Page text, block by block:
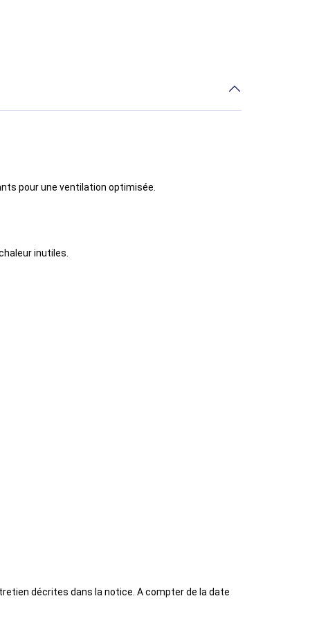
pour une ventilation optimisée.
inutiles.
décrites dans la notice. A compter de la date